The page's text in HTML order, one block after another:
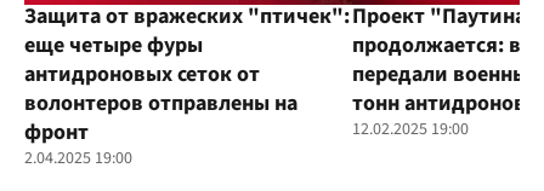
Защита от вражеских "птичек":
еще четыре фуры
антидроновых сеток от
волонтеров отправлены на
фронт
2.04.2025 19:00
Проект "Паутина"
продолжается:
передали
тонн
12.02.2025 19:00